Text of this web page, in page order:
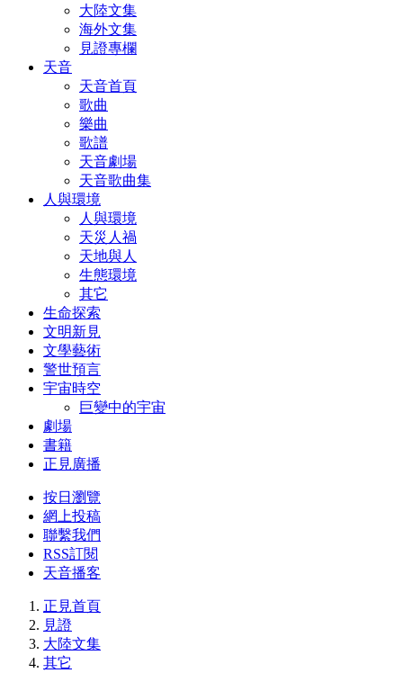
大陸文集
海外文集
見證專欄
天音
天音首頁
歌曲
樂曲
歌譜
天音劇場
天音歌曲集
人與環境
人與環境
天災人禍
天地與人
生態環境
其它
生命探索
文明新見
文學藝術
警世預言
宇宙時空
巨變中的宇宙
劇場
書籍
正見廣播
按日瀏覽
網上投稿
聯繫我們
RSS訂閱
天音播客
正見首頁
見證
大陸文集
其它